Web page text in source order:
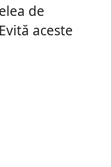
de
aceste